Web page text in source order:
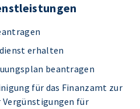
erhalten
beantragen
für das Finanzamt zur
für